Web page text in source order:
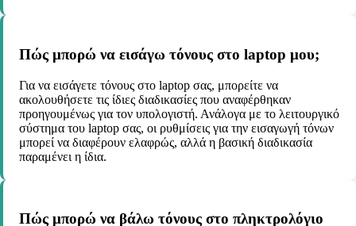
Πώς μπορώ να εισάγω τόνους στο laptop μου;
Για να εισάγετε τόνους στο laptop σας, μπορείτε να
ακολουθήσετε τις ίδιες διαδικασίες που αναφέρθηκαν
προηγουμένως για τον υπολογιστή. Ανάλογα με το λειτουργικό
σύστημα του laptop σας, οι ρυθμίσεις για την εισαγωγή τόνων
μπορεί να διαφέρουν ελαφρώς, αλλά η βασική διαδικασία
παραμένει η ίδια.
Πώς μπορώ να βάλω τόνους στο πληκτρολόγιο